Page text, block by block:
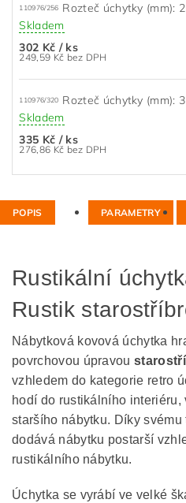
110976/256 Rozteč úchytky (mm):
Skladem
302 Kč / ks
249,59 Kč bez DPH
110976/320 Rozteč úchytky (mm):
Skladem
335 Kč / ks
276,86 Kč bez DPH
POPIS PARAMETRY
Rustikální
Rustik
Nábytková kovová úchytka
povrchovou úpravou
vzhledem do kategorie retro
hodí do rustikálního
staršího nábytku. Díky
dodává nábytku postarší
rustikálního nábytku.
Úchytka se vyrábí ve velké